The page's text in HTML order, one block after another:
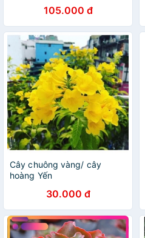
105.000 đ
Cây chuông vàng/ cây
hoàng Yến
30.000 đ